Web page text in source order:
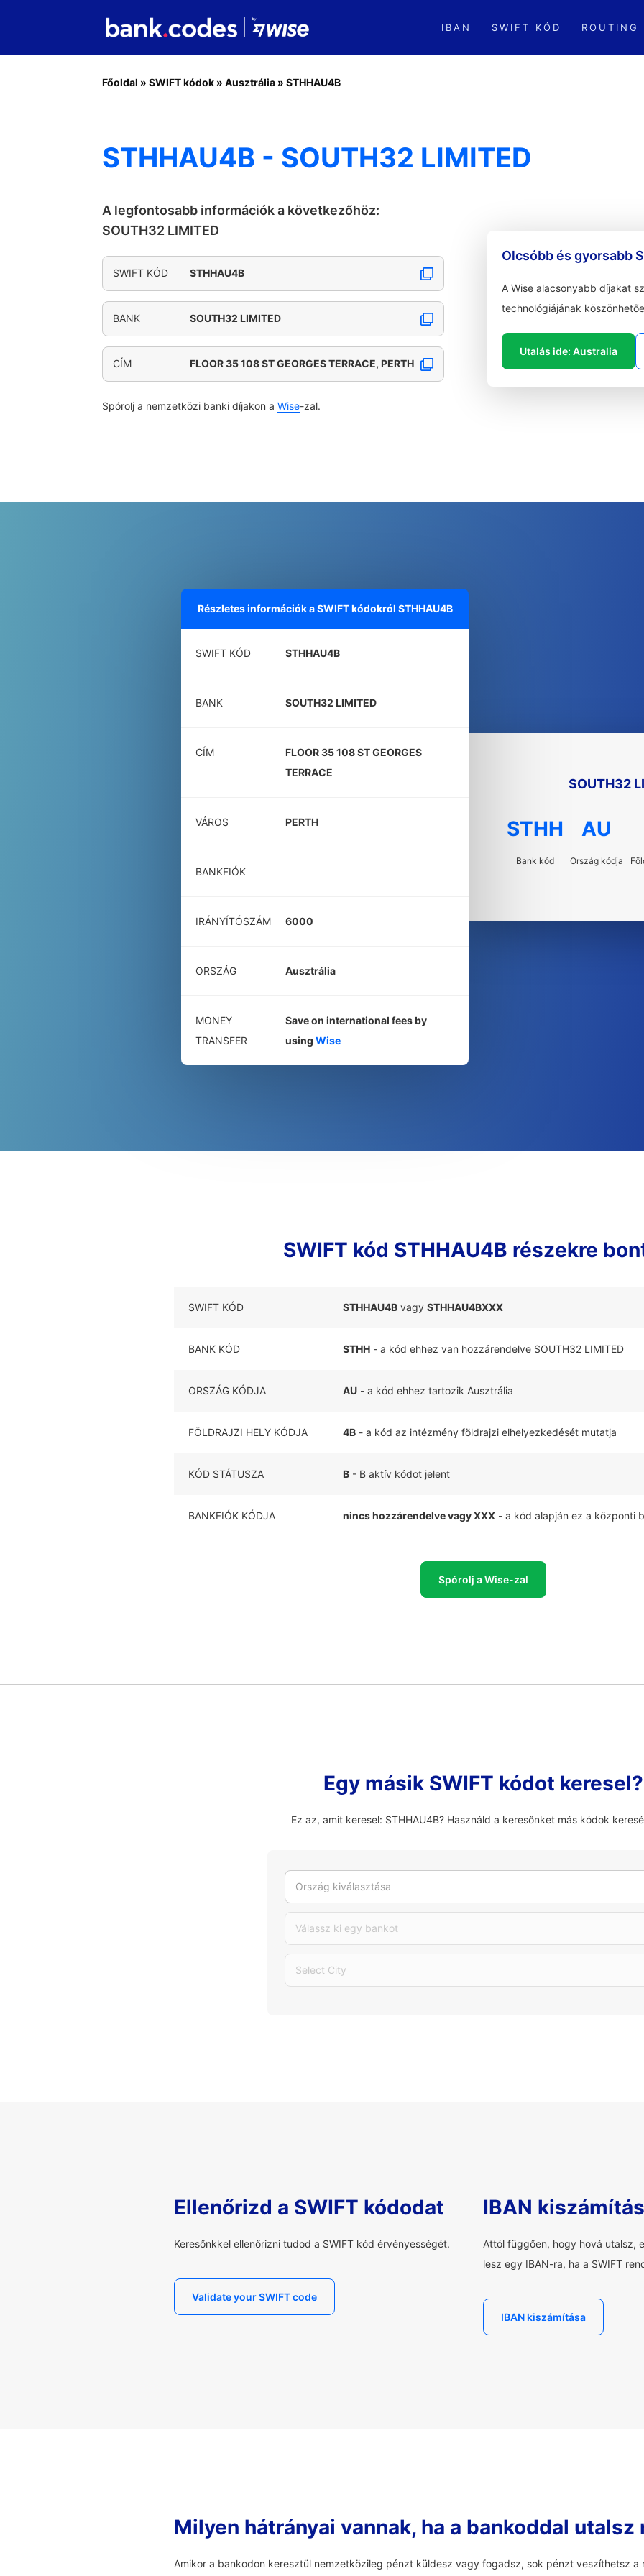
IBAN SWIFT KÓD ROUTING
Főoldal » SWIFT kódok » Ausztrália » STHHAU4B
STHHAU4B - SOUTH32 LIMITED
A legfontosabb információk a következőhöz:
SOUTH32 LIMITED
SWIFT KÓD STHHAU4B
BANK SOUTH32 LIMITED
CÍM FLOOR 35 108 ST GEORGES TERRACE, PERTH
Spórolj a nemzetközi banki díjakon a Wise-zal.
Olcsóbb és gyorsabb
A Wise alacsonyabb díjakat
technológiájának
Utalás ide: Australia
Részletes információk a SWIFT kódokról STHHAU4B
SWIFT KÓD STHHAU4B
BANK SOUTH32 LIMITED
CÍM
FLOOR 35 108 ST GEORGES
TERRACE
VÁROS PERTH
BANKFIÓK
IRÁNYÍTÓSZÁM 6000
ORSZÁG Ausztrália
MONEY
TRANSFER
Save on international fees by
using Wise
SOUTH32
STHH
Bank kód
AU
Ország kódja
SWIFT kód STHHAU4B részekre
SWIFT KÓD STHHAU4B vagy STHHAU4BXXX
BANK KÓD STHH - a kód ehhez van hozzárendelve SOUTH32 LIMITED
ORSZÁG KÓDJA AU - a kód ehhez tartozik Ausztrália
FÖLDRAJZI HELY KÓDJA 4B - a kód az intézmény földrajzi elhelyezkedését mutatja
KÓD STÁTUSZA B - B aktív kódot jelent
BANKFIÓK KÓDJA nincs hozzárendelve vagy XXX - a kód alapján ez a központi
Spórolj a Wise-zal
Egy másik SWIFT kódot keresel?
Ez az, amit keresel: STHHAU4B? Használd a keresőnket más kódok
Ország kiválasztása
Válassz ki egy bankot
Select City
Ellenőrizd a SWIFT kódodat
Keresőnkkel ellenőrizni tudod a SWIFT kód érvényességét.
Validate your SWIFT code
IBAN
Attól függően, hogy hová utalsz,
lesz egy IBAN-ra, ha a SWIFT
IBAN kiszámítása
Milyen hátrányai vannak, ha a bankoddal
Amikor a bankodon keresztül nemzetközileg pénzt küldesz vagy fogadsz, sok pénzt veszíthetsz a